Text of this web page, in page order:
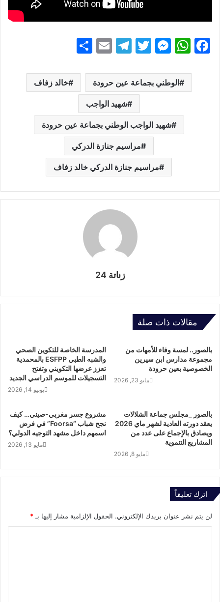
F
c
e
W
at
s
p
p
M
s
s
n
g
er
T
itt
er
T
e
gr
a
m
E
ai
l
ar
e
الوطني بجماعة عين حرودة خالد زفاف
شهيد الواجب
شهيد الواجب الوطني بجماعة عين حرودة
مراسيم جنازة الدركي
مراسيم جنازة الدركي خالد زفاف
زناتة 24
مقالات ذات صلة
المدرسة الخاصة للتكوين الصحي
والشبه الطبي ESFPP بالمحمدية
تعزز عرضها التكويني وتفتح
التسجيلات للموسم الدراسي الجديد
يونيو 14, 2026
بالصور.. لمسة وفاء للأمهات من
مجموعة مدارس ابن سيرين
الخصوصية بعين حرودة
مايو 23, 2026
مشروع جسر مغربي-صيني… كيف
نجح شباب “Foorsa” في فرض
اسمهم داخل مشهد التوجيه الدولي؟
مايو 13, 2026
بالصور _مجلس جماعة الشلالات
يعقد دورته العادية لشهر ماي 2026
ويصادق بالإجماع على عدد من
المشاريع التنموية
مايو 8, 2026
اترك تعليقاً
لن يتم نشر عنوان بريدك الإلكتروني. الحقول الإلزامية مشار إليها بـ *